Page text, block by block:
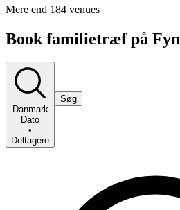
Mere end 184 venues
Book familietræf på Fyn
Danmark
Dato
•
Deltagere
Søg